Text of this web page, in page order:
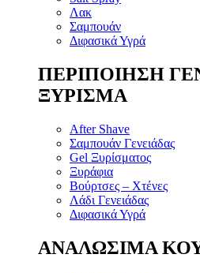
Λακ
Σαμπουάν
Διφασικά Υγρά
ΠΕΡΙΠΟΙΗΣΗ
ΞΥΡΙΣΜΑ
After Shave
Σαμπουάν Γενειάδας
Gel Ξυρίσματος
Ξυράφια
Βούρτσες – Χτένες
Λάδι Γενειάδας
Διφασικά Υγρά
ΑΝΑΛΩΣΙΜΑ